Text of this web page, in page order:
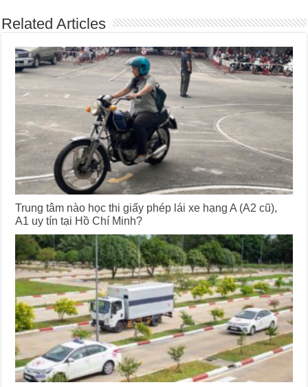
Related Articles
Trung tâm nào học thi giấy phép lái xe hạng A (A2 cũ),
A1 uy tín tại Hồ Chí Minh?